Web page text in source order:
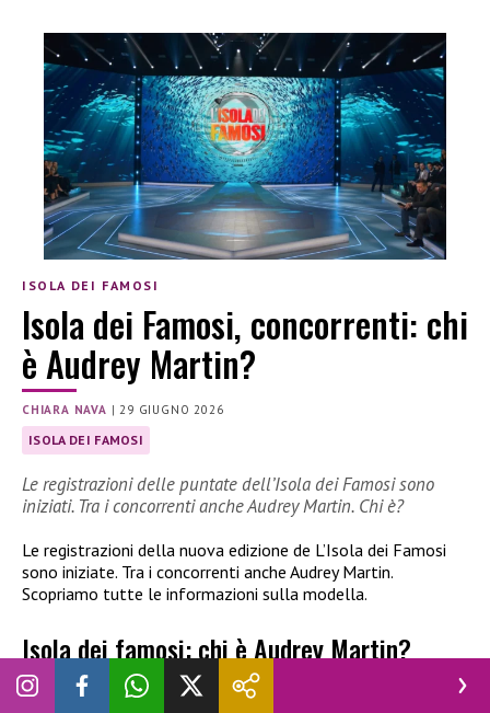
ISOLA DEI FAMOSI
Isola dei Famosi, concorrenti: chi
è Audrey Martin?
CHIARA NAVA |29 GIUGNO 2026
ISOLA DEI FAMOSI
Le registrazioni delle puntate dell’Isola dei Famosi sono
iniziati. Tra i concorrenti anche Audrey Martin. Chi è?
Le registrazioni della nuova edizione de L’Isola dei Famosi
sono iniziate. Tra i concorrenti anche Audrey Martin.
Scopriamo tutte le informazioni sulla modella.
Isola dei famosi: chi è Audrey Martin?
Le registrazioni della nuova edizione de